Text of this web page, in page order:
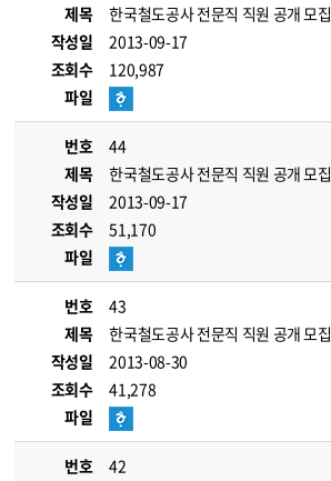
제목
한국철도공사 전문직 직원 공개 모집
작성일
2013-09-17
조회수
120,987
파일
번호
44
제목
한국철도공사 전문직 직원 공개 모집
작성일
2013-09-17
조회수
51,170
파일
번호
43
제목
한국철도공사 전문직 직원 공개 모집
작성일
2013-08-30
조회수
41,278
파일
번호
42